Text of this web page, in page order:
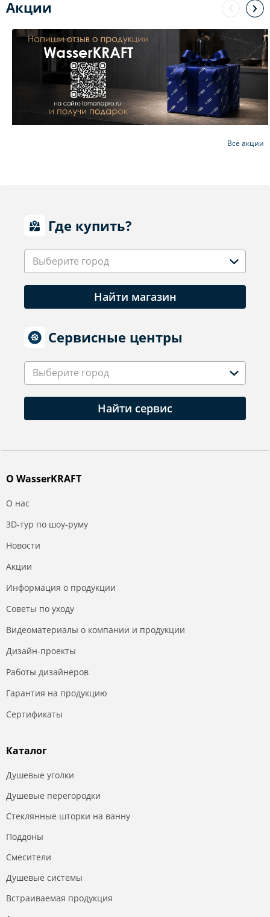
Акции
Все акции
Где купить?
Выберите город
Найти магазин
Сервисные центры
Выберите город
Найти сервис
О WasserKRAFT
О нас
3D-тур по шоу-руму
Новости
Акции
Информация о продукции
Советы по уходу
Видеоматериалы о компании и продукции
Дизайн-проекты
Работы дизайнеров
Гарантия на продукцию
Сертификаты
Каталог
Душевые уголки
Душевые перегородки
Стеклянные шторки на ванну
Поддоны
Смесители
Душевые системы
Встраиваемая продукция